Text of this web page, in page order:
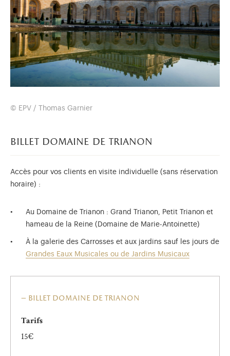
© EPV / Thomas Garnier
billet domaine de trianon
Accès pour vos clients en visite individuelle (sans réservation
horaire) :
Au Domaine de Trianon : Grand Trianon, Petit Trianon et
hameau de la Reine (Domaine de Marie-Antoinette)
À la galerie des Carrosses et aux jardins sauf les jours de
Grandes Eaux Musicales ou de Jardins Musicaux
billet domaine de trianon
Tarifs
15€